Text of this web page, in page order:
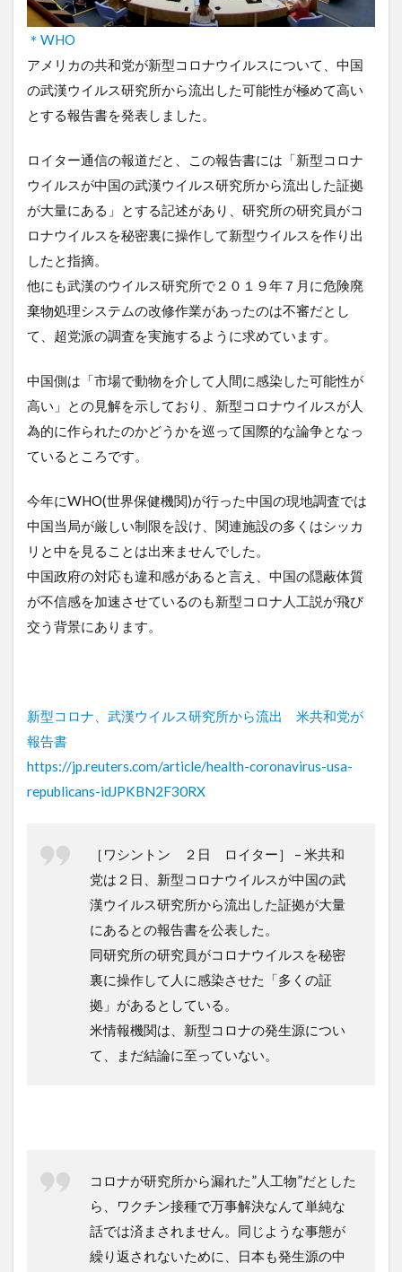
＊WHO
アメリカの共和党が新型コロナウイルスについて、中国
の武漢ウイルス研究所から流出した可能性が極めて高い
とする報告書を発表しました。
ロイター通信の報道だと、この報告書には「新型コロナ
ウイルスが中国の武漢ウイルス研究所から流出した証拠
が大量にある」とする記述があり、研究所の研究員がコ
ロナウイルスを秘密裏に操作して新型ウイルスを作り出
したと指摘。
他にも武漢のウイルス研究所で２０１９年７月に危険廃
棄物処理システムの改修作業があったのは不審だとし
て、超党派の調査を実施するように求めています。
中国側は「市場で動物を介して人間に感染した可能性が
高い」との見解を示しており、新型コロナウイルスが人
為的に作られたのかどうかを巡って国際的な論争となっ
ているところです。
今年にWHO(世界保健機関)が行った中国の現地調査では
中国当局が厳しい制限を設け、関連施設の多くはシッカ
リと中を見ることは出来ませんでした。
中国政府の対応も違和感があると言え、中国の隠蔽体質
が不信感を加速させているのも新型コロナ人工説が飛び
交う背景にあります。
新型コロナ、武漢ウイルス研究所から流出 米共和党が
報告書
https://jp.reuters.com/article/health-coronavirus-usa-
republicans-idJPKBN2F30RX
［ワシントン ２日 ロイター］ – 米共和
党は２日、新型コロナウイルスが中国の武
漢ウイルス研究所から流出した証拠が大量
にあるとの報告書を公表した。
同研究所の研究員がコロナウイルスを秘密
裏に操作して人に感染させた「多くの証
拠」があるとしている。
米情報機関は、新型コロナの発生源につい
て、まだ結論に至っていない。
コロナが研究所から漏れた”人工物”だとした
ら、ワクチン接種で万事解決なんて単純な
話では済まされません。同じような事態が
繰り返されないために、日本も発生源の中